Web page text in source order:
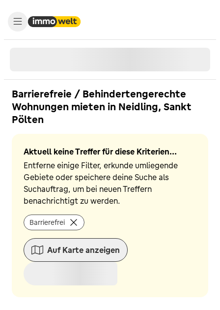
Barrierefreie / Behindertengerechte
Wohnungen mieten in Neidling, Sankt
Pölten
Aktuell keine Treffer für diese Kriterien...
Entferne einige Filter, erkunde umliegende
Gebiete oder speichere deine Suche als
Suchauftrag, um bei neuen Treffern
benachrichtigt zu werden.
Barrierefrei
Auf Karte anzeigen